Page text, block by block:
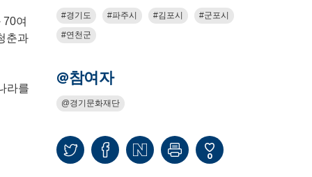
여
춘과
라를
경기도 파주시 김포시
군포시
연천군
@참여자
경기문화재단
0